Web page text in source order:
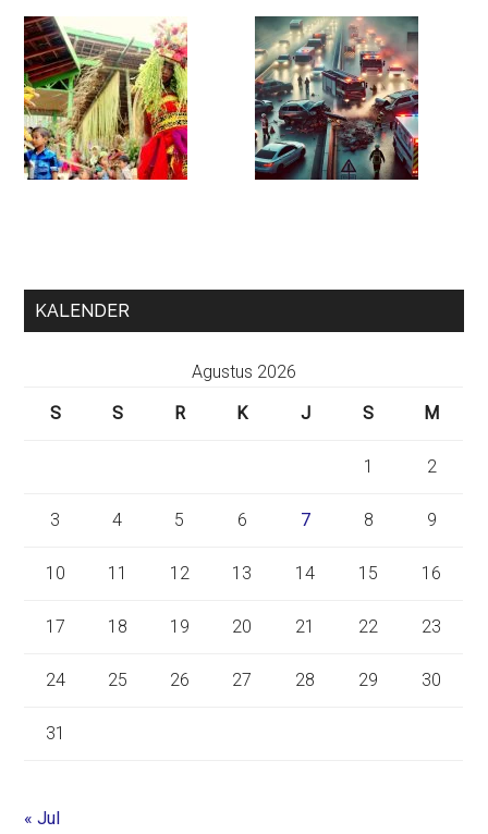
KALENDER
Agustus 2026
S
S R K J S M
1 2
3 4 5 6 7 8 9
10 11 12 13 14 15 16
17 18 19 20 21 22 23
24 25 26 27 28 29 30
31
« Jul